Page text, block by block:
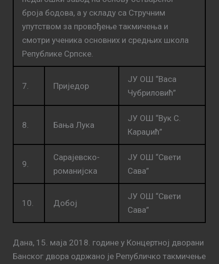
броја бодова, а у складу са Стручним
упутством за провођење такмичења и
смотри ученика основних и средњих школа
Републике Српске.
7. Приједор
ЈУ ОШ “Васа
Чубриловић”
8. Бања Лука
ЈУ ОШ “Вук С.
Караџић”
9.
Сарајевско-
романијска
ЈУ ОШ “Свети
Сава”
10. Добој
ЈУ ОШ “Свети
Сава”
Дана, 15. маја 2018. године у Концертној дворани
Банског двора одржано је Републичко такмичење